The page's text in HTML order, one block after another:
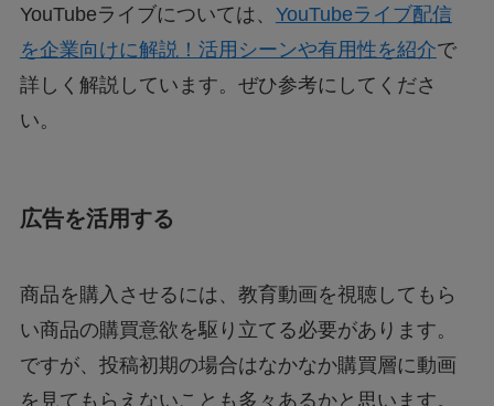
YouTubeライブについては、 YouTubeライブ配信
を企業向けに解説！活用シーンや有用性を紹介で
詳しく解説しています。ぜひ参考にしてくださ
い。
広告を活用する
商品を購入させるには、教育動画を視聴してもら
い商品の購買意欲を駆り立てる必要があります。
ですが、投稿初期の場合はなかなか購買層に動画
を見てもらえないことも多々あるかと思います。